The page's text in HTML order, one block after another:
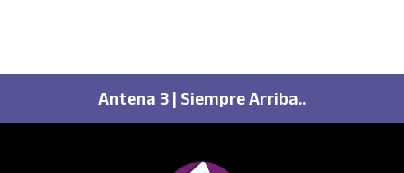
Antena 3 | Siempre Arriba..